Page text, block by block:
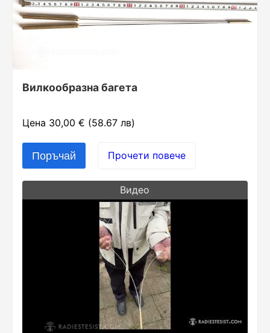
Вилкообразна багета
Цена 30,00 € (58.67 лв)
Прочети повече
Видео